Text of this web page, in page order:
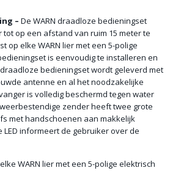
– De WARN draadloze bedieningset
op een afstand van ruim 15 meter te
op elke WARN lier met een 5-polige
is eenvoudig te installeren en
bedieningset wordt geleverd met
antenne en al het noodzakelijke
is volledig beschermd tegen water
zender heeft twee grote
met handschoenen aan makkelijk
informeert de gebruiker over de
WARN lier met een 5-polige elektrisch